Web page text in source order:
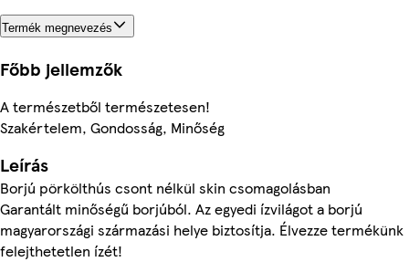
Termék megnevezés
Főbb jellemzők
A természetből természetesen!
Szakértelem, Gondosság, Minőség
Leírás
Borjú pörkölthús csont nélkül skin csomagolásban
Garantált minőségű borjúból. Az egyedi ízvilágot a borjú
magyarországi származási helye biztosítja. Élvezze termékünk
felejthetetlen ízét!